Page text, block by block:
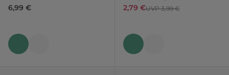
6,99 € 2,79 €UVP 3,99 €